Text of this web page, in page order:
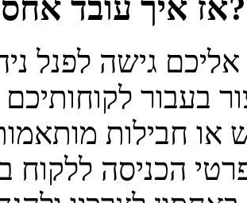
אז איך עובד אחסון ריסלר?
גישה לפנל
בעבור
או חבילות
הכניסה ללקוח